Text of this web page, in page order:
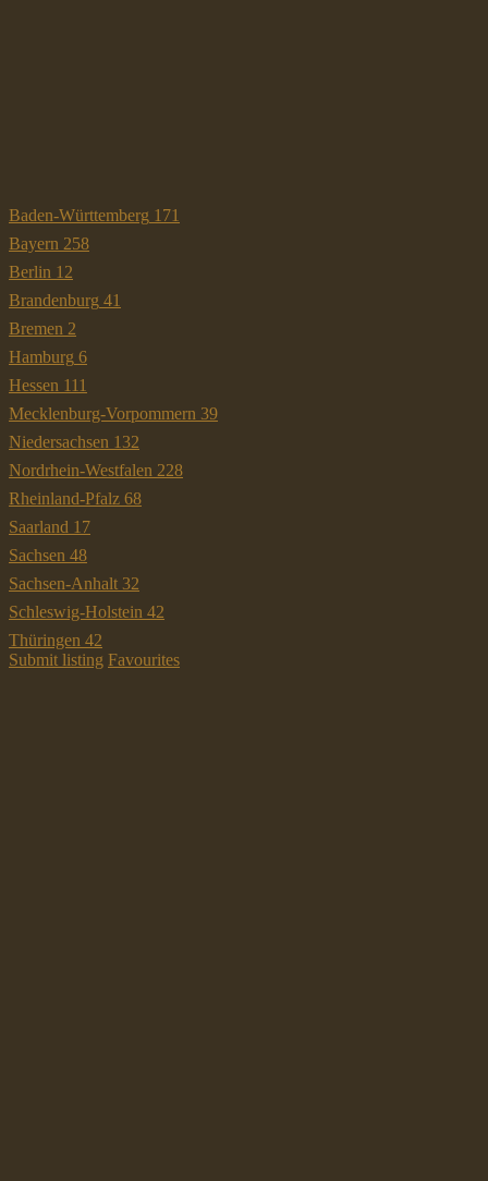
Baden-Württemberg 171
Bayern 258
Berlin 12
Brandenburg 41
Bremen 2
Hamburg 6
Hessen 111
Mecklenburg-Vorpommern 39
Niedersachsen 132
Nordrhein-Westfalen 228
Rheinland-Pfalz 68
Saarland 17
Sachsen 48
Sachsen-Anhalt 32
Schleswig-Holstein 42
Thüringen 42
Submit listing Favourites